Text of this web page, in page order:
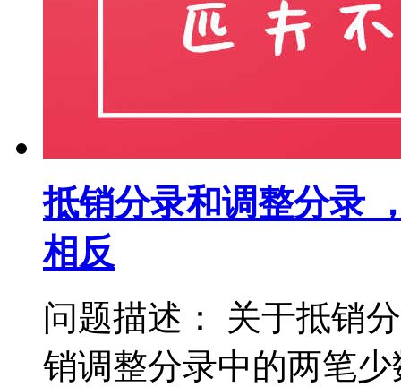
抵销分录和调整分录
相反
问题描述： 关于抵销
销调整分录中的两笔